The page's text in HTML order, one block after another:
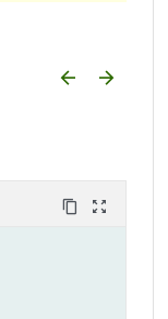
arrow_backward arrow_forward
content_copy zoom_out_map